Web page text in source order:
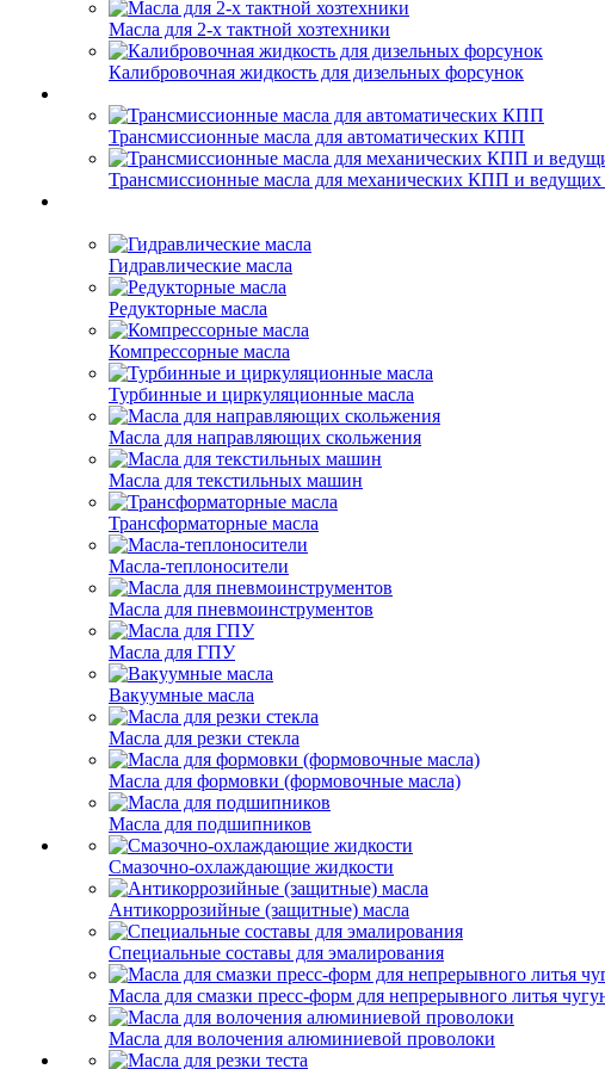
Масла для 2-х тактной хозтехники
Калибровочная жидкость для дизельных форсунок
Трансмиссионные масла для автоматических КПП
Трансмиссионные масла для механических КПП и ведущих
Гидравлические масла
Редукторные масла
Компрессорные масла
Турбинные и циркуляционные масла
Масла для направляющих скольжения
Масла для текстильных машин
Трансформаторные масла
Масла-теплоносители
Масла для пневмоинструментов
Масла для ГПУ
Вакуумные масла
Масла для резки стекла
Масла для формовки (формовочные масла)
Масла для подшипников
Смазочно-охлаждающие жидкости
Антикоррозийные (защитные) масла
Специальные составы для эмалирования
Масла для смазки пресс-форм для непрерывного литья
Масла для волочения алюминиевой проволоки